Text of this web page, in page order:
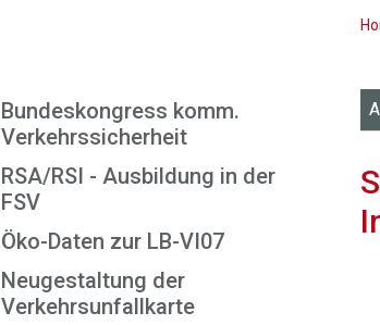
Bundeskongress komm.
Verkehrssicherheit
RSA/RSI - Ausbildung in der
FSV
Öko-Daten zur LB-VI07
Neugestaltung der
Verkehrsunfallkarte